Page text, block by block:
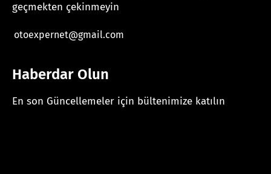
geçmekten çekinmeyin
otoexpernet@gmail.com
Haberdar Olun
En son Güncellemeler için bültenimize katılın